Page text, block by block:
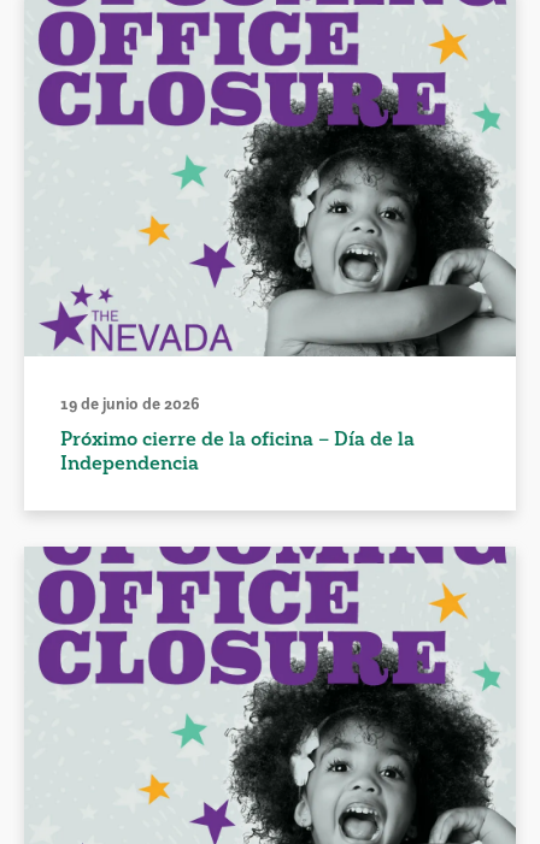
19 de junio de 2026
Próximo cierre de la oficina – Día de la
Independencia